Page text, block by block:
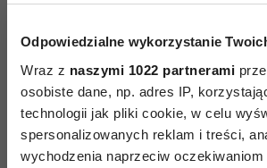
Odpowiedzialne wykorzystanie
Wraz z naszymi 1022 partnerami
osobiste dane, np. adres IP,
technologii jak pliki cookie, w celu
spersonalizowanych reklam i treści,
wychodzenia naprzeciw
AUTOPROMOCJA